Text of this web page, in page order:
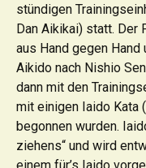
stündigen
Dan Aikikai) statt. Der
aus Hand gegen
Aikido nach Nishio
dann mit den
mit einigen Iaido Kata
begonnen wurden.
ziehens“ und wird